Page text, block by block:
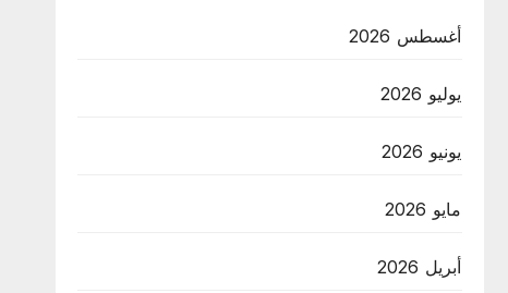
أغسطس 2026
يوليو 2026
يونيو 2026
مايو 2026
أبريل 2026